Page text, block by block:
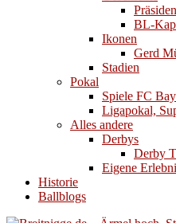
BL-
Ikonen
Gerd
Stadien
Pokal
Spiele FC
Ligapokal,
Alles andere
Derbys
Derby
Eigene
Historie
Ballblogs